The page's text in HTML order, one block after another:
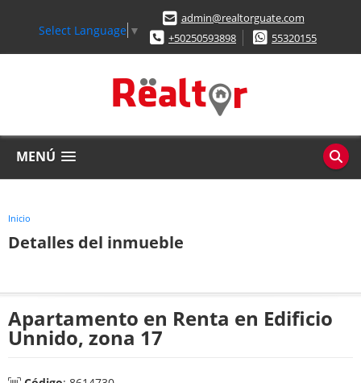
Select Language ▼
admin@realtorguate.com
+50250593898
55320155
MENÚ
Inicio
Detalles del inmueble
Apartamento en Renta en Edificio
Unnido, zona 17